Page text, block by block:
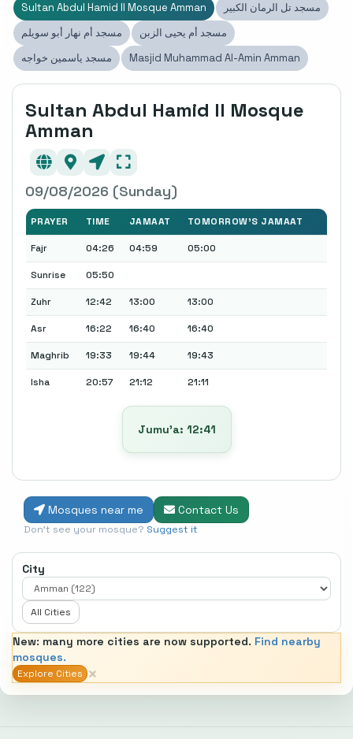
Sultan Abdul Hamid II Mosque Amman
مسجد تل الرمان الكبير
مسجد أم نهار أبو سويلم
مسجد أم يحيى الزبن
مسجد ياسمين خواجه
Masjid Muhammad Al-Amin Amman
Sultan Abdul Hamid II Mosque
Amman
09/08/2026 (Sunday)
PRAYER TIME JAMAAT TOMORROW'S JAMAAT
Fajr 04:26 04:59 05:00
Sunrise 05:50
Zuhr 12:42 13:00 13:00
Asr 16:22 16:40 16:40
Maghrib 19:33 19:44 19:43
Isha 20:57 21:12 21:11
Jumu’a: 12:41
Mosques near me Contact Us
Don't see your mosque? Suggest it
City
All Cities
New: many more cities are now supported. Find nearby
mosques.
Explore Cities ×